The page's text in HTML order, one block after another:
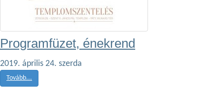
Programfüzet, énekrend
2019. április 24. szerda
Tovább...